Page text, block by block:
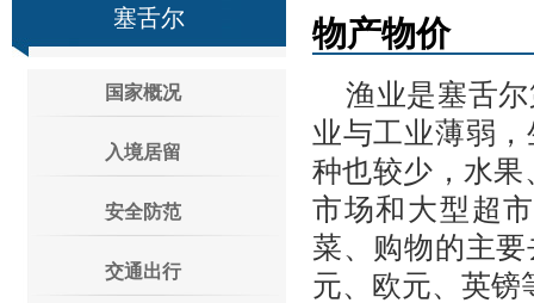
塞舌尔
国家概况
入境居留
安全防范
交通出行
物产物价
渔业是塞舌
业与工业薄弱
种也较少，水
市场和大型超
菜、购物的主
元、欧元、英镑